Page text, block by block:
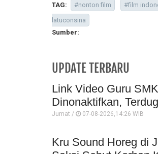
TAG:
#nonton film #film
latuconsina
Sumber:
UPDATE TERBARU
Link Video Guru
Dinonaktifkan,
Jumat / 07-08-2026,14:26 WIB
Kru Sound Horeg di